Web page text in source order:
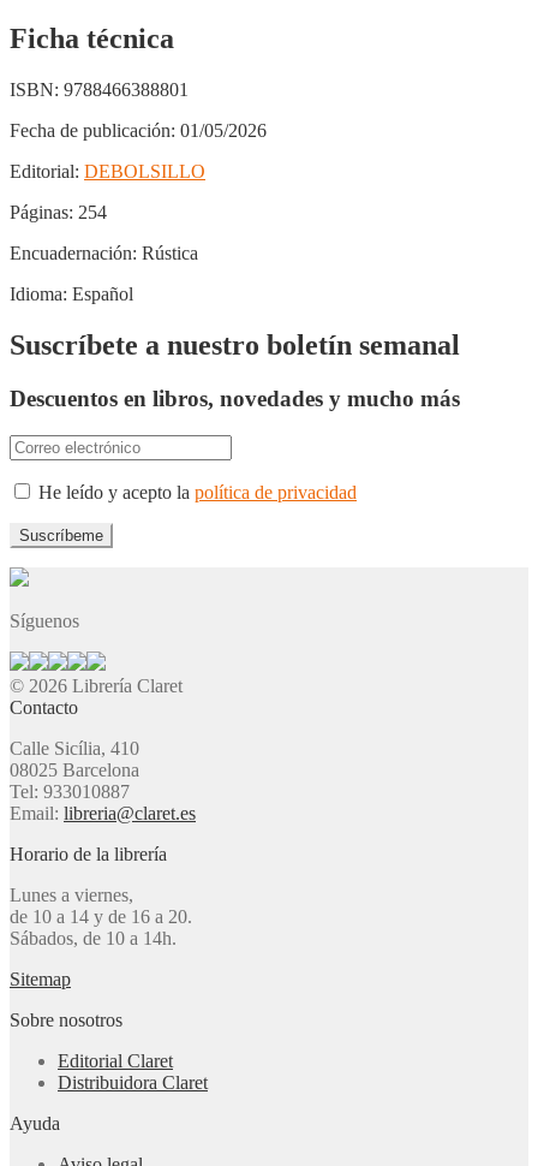
Ficha técnica
ISBN: 9788466388801
Fecha de publicación: 01/05/2026
Editorial: DEBOLSILLO
Páginas: 254
Encuadernación: Rústica
Idioma: Español
Suscríbete a nuestro boletín semanal
Descuentos en libros, novedades y mucho más
He leído y acepto la política de privacidad
Síguenos
© 2026 Librería Claret
Contacto
Calle Sicília, 410
08025 Barcelona
Tel: 933010887
Email: libreria@claret.es
Horario de la librería
Lunes a viernes,
de 10 a 14 y de 16 a 20.
Sábados, de 10 a 14h.
Sitemap
Sobre nosotros
Editorial Claret
Distribuidora Claret
Ayuda